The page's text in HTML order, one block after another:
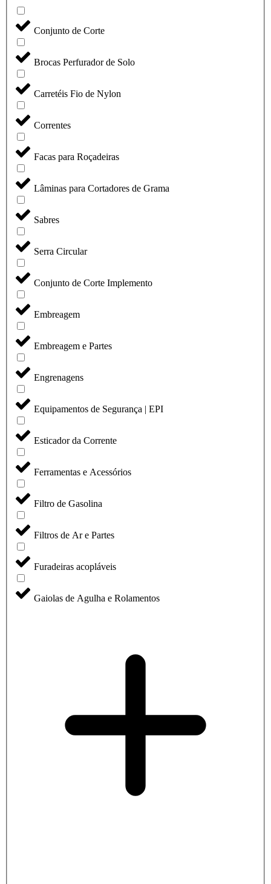
Conjunto de Corte
Brocas Perfurador de Solo
Carretéis Fio de Nylon
Correntes
Facas para Roçadeiras
Lâminas para Cortadores de Grama
Sabres
Serra Circular
Conjunto de Corte Implemento
Embreagem
Embreagem e Partes
Engrenagens
Equipamentos de Segurança | EPI
Esticador da Corrente
Ferramentas e Acessórios
Filtro de Gasolina
Filtros de Ar e Partes
Furadeiras acopláveis
Gaiolas de Agulha e Rolamentos